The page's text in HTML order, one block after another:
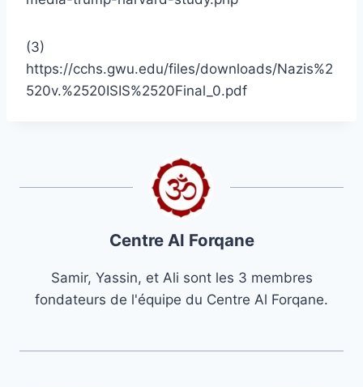
(3)
https://cchs.gwu.edu/files/downloads/Nazis%2
520v.%2520ISIS%2520Final_0.pdf
Centre Al Forqane
Samir, Yassin, et Ali sont les 3 membres
fondateurs de l'équipe du Centre Al Forqane.